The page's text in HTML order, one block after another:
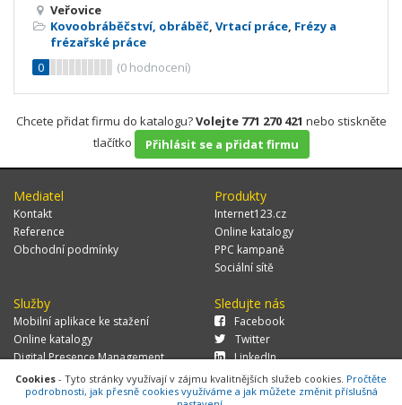
Veřovice
Kovoobráběčství, obráběč, Vrtací práce, Frézy a
frézařské práce
0
(0 hodnocení)
Chcete přidat firmu do katalogu?Volejte 771 270 421 nebo stiskněte
tlačítko
Přihlásit se a přidat firmu
Mediatel
Kontakt
Reference
Obchodní podmínky
Produkty
Internet123.cz
Online katalogy
PPC kampaně
Sociální sítě
Služby
Mobilní aplikace ke stažení
Online katalogy
Digital Presence Management
Více zákazníků
Sledujte nás
Facebook
Twitter
LinkedIn
Cookies - Tyto stránky využívají v zájmu kvalitnějších služeb cookies. Pročtěte
podrobnosti, jak přesně cookies využíváme a jak můžete změnit příslušná